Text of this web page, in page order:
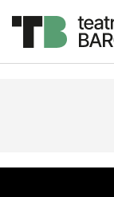
Descripció